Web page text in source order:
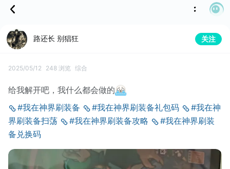
路还长 别猖狂 关注
2025/05/12 248 浏览 综合
给我解开吧，我什么都会做的
#我在神界刷装备
#我在神界刷装备礼包码
#我在神
界刷装备扫荡
#我在神界刷装备攻略
#我在神界刷装
备兑换码